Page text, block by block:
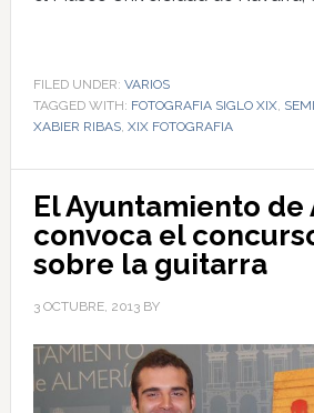
FILED UNDER: VARIOS
TAGGED WITH: FOTOGRAFIA SIGLO XIX,
XABIER RIBAS, XIX FOTOGRAFIA
El Ayuntamiento de
convoca el
sobre la guitarra
3 OCTUBRE, 2013BY